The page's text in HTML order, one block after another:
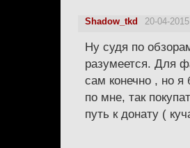
Shadow_tkd 20-04-
Ну судя по
разумеется. Для
сам конечно , но я
по мне, так
путь к донату (